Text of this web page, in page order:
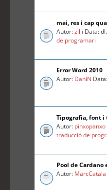
mai, res i cap
Autor:zilli Data:
de programari
Error Word 2010
Autor: DaniN
Tipografia, font
Autor: pinxopanxo
traducció de
Pool de Cardano
Autor: MarcCatala